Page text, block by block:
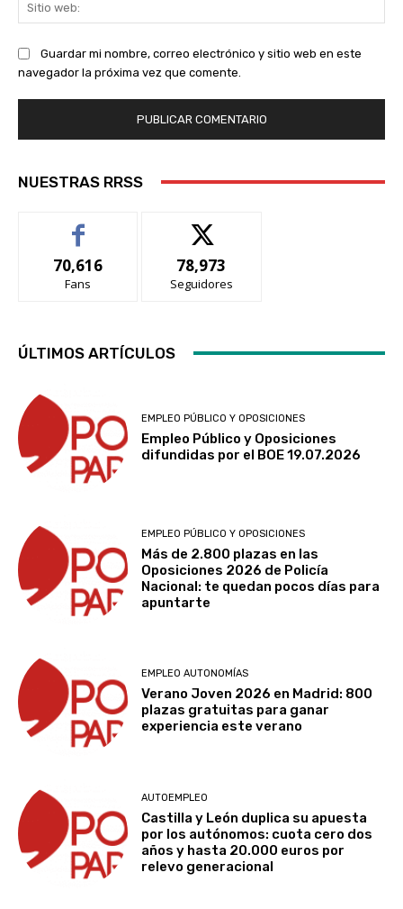
Guardar mi nombre, correo electrónico y sitio web en este
navegador la próxima vez que comente.
NUESTRAS RRSS
70,616
Fans
78,973
Seguidores
ÚLTIMOS ARTÍCULOS
EMPLEO PÚBLICO Y OPOSICIONES
Empleo Público y Oposiciones
difundidas por el BOE 19.07.2026
EMPLEO PÚBLICO Y OPOSICIONES
Más de 2.800 plazas en las
Oposiciones 2026 de Policía
Nacional: te quedan pocos días para
apuntarte
EMPLEO AUTONOMÍAS
Verano Joven 2026 en Madrid: 800
plazas gratuitas para ganar
experiencia este verano
AUTOEMPLEO
Castilla y León duplica su apuesta
por los autónomos: cuota cero dos
años y hasta 20.000 euros por
relevo generacional